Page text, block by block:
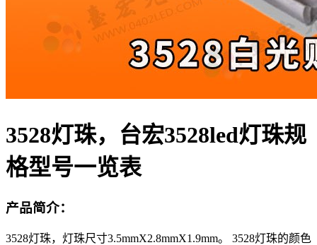
3528灯珠，台宏3528led灯珠规
格型号一览表
产品简介：
3528灯珠，灯珠尺寸3.5mmX2.8mmX1.9mm。 3528灯珠的颜色